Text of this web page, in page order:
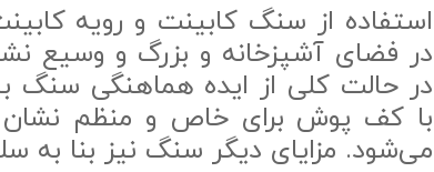
استفاده از سنگ کابینت و رویه
در فضای آشپزخانه و بزرگ و وسیع
در حالت کلی از ایده هماهنگی سنگ
با کف پوش برای خاص و منظم نشان
می‌شود. مزایای دیگر سنگ نیز بنا به